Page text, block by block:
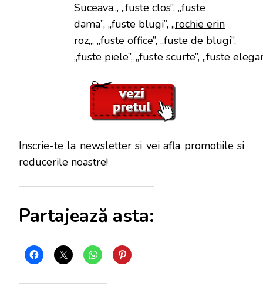
Suceava„, „fuste clos”, „fuste
dama”, „fuste blugi”, „rochie erin
roz„, „fuste office”, „fuste de blugi”,
„fuste piele”, „fuste scurte”, „fuste
Inscrie-te la newsletter si vei afla promotiile si
reducerile noastre!
Partajează asta: